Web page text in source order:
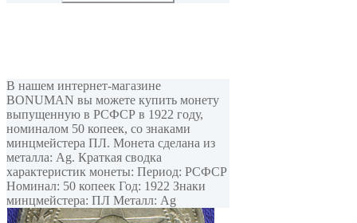
В нашем интернет-магазине
BONUMAN вы можете купить монету
выпущенную в РСФСР в 1922 году,
номиналом 50 копеек, cо знаками
минцмейстера ПЛ. Монета сделана из
металла: Ag. Краткая сводка
характеристик монеты: Период: РСФСР
Номинал: 50 копеек Год: 1922 Знаки
минцмейстера: ПЛ Металл: Ag